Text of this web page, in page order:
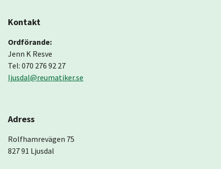
Kontakt
Ordförande:
Jenn K Resve
Tel: 070 276 92 27
ljusdal@reumatiker.se
Adress
Rolfhamrevägen 75
827 91 Ljusdal